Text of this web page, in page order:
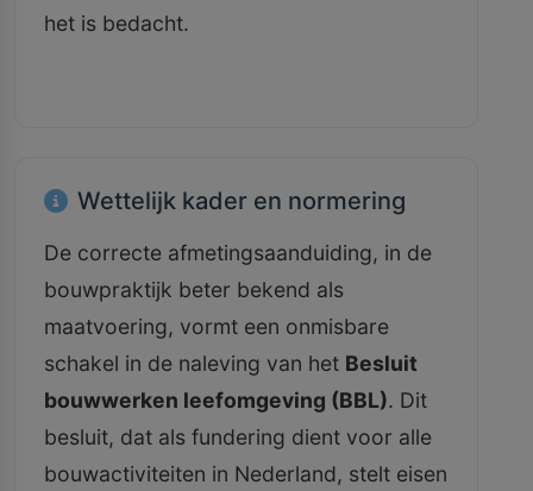
het is bedacht.
Wettelijk kader en normering
De correcte afmetingsaanduiding, in de
bouwpraktijk beter bekend als
maatvoering, vormt een onmisbare
schakel in de naleving van het Besluit
bouwwerken leefomgeving (BBL). Dit
besluit, dat als fundering dient voor alle
bouwactiviteiten in Nederland, stelt eisen